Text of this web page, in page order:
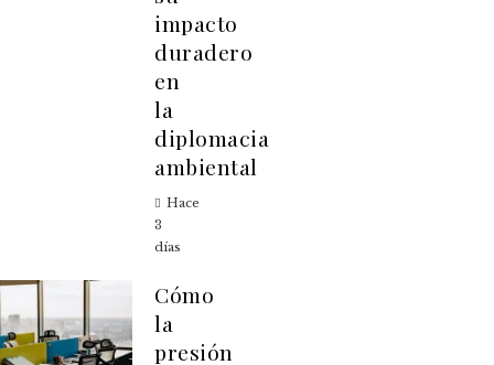
impacto
duradero
en
la
diplomacia
ambiental
Hace
3
días
Cómo
la
presión